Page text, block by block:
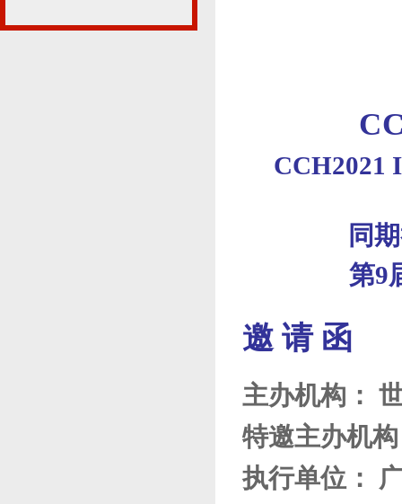
CCH2021
同
第9
邀 请 函
主办机构：
特邀主办机构
执行单位：